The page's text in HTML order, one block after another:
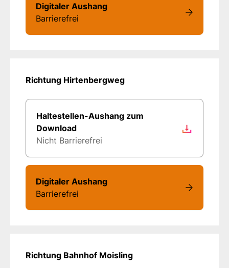
Digitaler Aushang
Barrierefrei
Richtung Hirtenbergweg
Haltestellen-Aushang zum
Download
Nicht Barrierefrei
Digitaler Aushang
Barrierefrei
Richtung Bahnhof Moisling